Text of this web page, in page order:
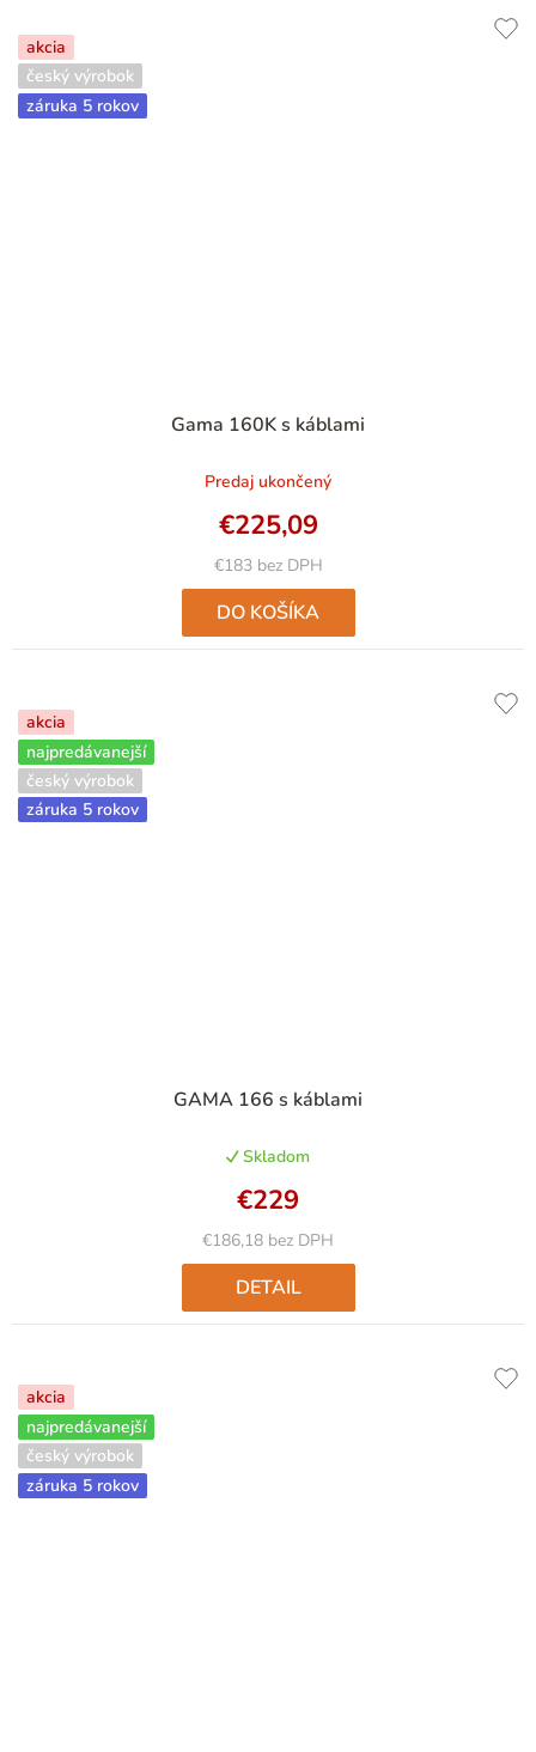
akcia
český výrobok
záruka 5 rokov
Gama 160K s káblami
Predaj ukončený
€183 bez DPH
€225,09
DO KOŠÍKA
akcia
najpredávanejší
český výrobok
záruka 5 rokov
GAMA 166 s káblami
Skladom
€186,18 bez DPH
€229
DETAIL
akcia
najpredávanejší
český výrobok
záruka 5 rokov